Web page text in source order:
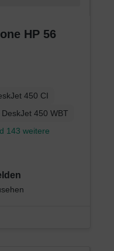
HP 56
450 CI
DeskJet 450 WBT
143 weitere